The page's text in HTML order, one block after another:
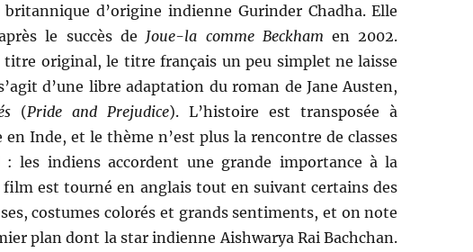
d’origine indienne Gurinder Chadha. Elle
le succès de Joue-la comme Beckham en 2002.
titre original, le titre français un peu simplet ne laisse
d’une libre adaptation du roman de Jane Austen,
(Pride and Prejudice). L’histoire est transposée à
en Inde, et le thème n’est plus la rencontre de classes
les indiens accordent une grande importance à la
est tourné en anglais tout en suivant certains des
costumes colorés et grands sentiments, et on note
plan dont la star indienne Aishwarya Rai Bachchan.